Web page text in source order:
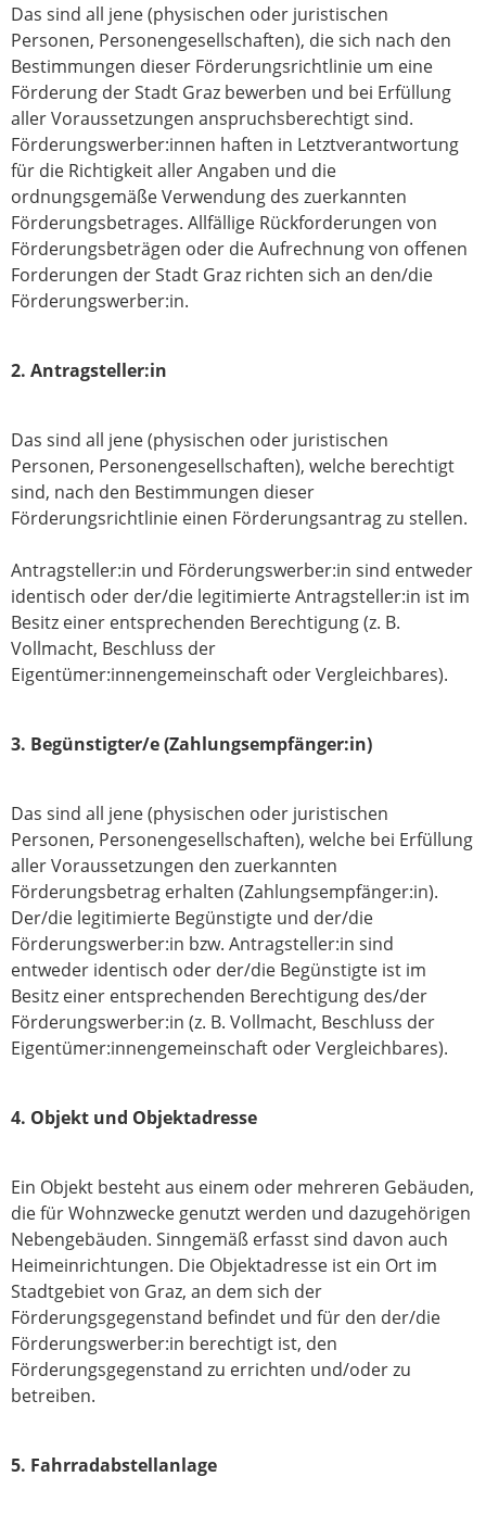
Das sind all jene (physischen oder juristischen
Personen, Personengesellschaften), die sich nach den
Bestimmungen dieser Förderungsrichtlinie um eine
Förderung der Stadt Graz bewerben und bei Erfüllung
aller Voraussetzungen anspruchsberechtigt sind.
Förderungswerber:innen haften in Letztverantwortung
für die Richtigkeit aller Angaben und die
ordnungsgemäße Verwendung des zuerkannten
Förderungsbetrages. Allfällige Rückforderungen von
Förderungsbeträgen oder die Aufrechnung von offenen
Forderungen der Stadt Graz richten sich an den/die
Förderungswerber:in.
2. Antragsteller:in
Das sind all jene (physischen oder juristischen
Personen, Personengesellschaften), welche berechtigt
sind, nach den Bestimmungen dieser
Förderungsrichtlinie einen Förderungsantrag zu stellen.
Antragsteller:in und Förderungswerber:in sind entweder
identisch oder der/die legitimierte Antragsteller:in ist im
Besitz einer entsprechenden Berechtigung (z. B.
Vollmacht, Beschluss der
Eigentümer:innengemeinschaft oder Vergleichbares).
3. Begünstigter/e (Zahlungsempfänger:in)
Das sind all jene (physischen oder juristischen
Personen, Personengesellschaften), welche bei Erfüllung
aller Voraussetzungen den zuerkannten
Förderungsbetrag erhalten (Zahlungsempfänger:in).
Der/die legitimierte Begünstigte und der/die
Förderungswerber:in bzw. Antragsteller:in sind
entweder identisch oder der/die Begünstigte ist im
Besitz einer entsprechenden Berechtigung des/der
Förderungswerber:in (z. B. Vollmacht, Beschluss der
Eigentümer:innengemeinschaft oder Vergleichbares).
4. Objekt und Objektadresse
Ein Objekt besteht aus einem oder mehreren Gebäuden,
die für Wohnzwecke genutzt werden und dazugehörigen
Nebengebäuden. Sinngemäß erfasst sind davon auch
Heimeinrichtungen. Die Objektadresse ist ein Ort im
Stadtgebiet von Graz, an dem sich der
Förderungsgegenstand befindet und für den der/die
Förderungswerber:in berechtigt ist, den
Förderungsgegenstand zu errichten und/oder zu
betreiben.
5. Fahrradabstellanlage